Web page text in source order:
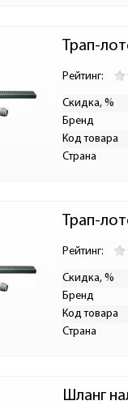
Трап-
Рейтинг:
Скидка, %
Бренд
Код товара
Страна
Трап-
Рейтинг:
Скидка, %
Бренд
Код товара
Страна
Шланг